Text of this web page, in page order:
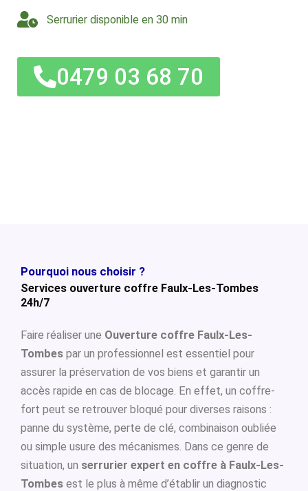
Serrurier disponible en 30 min
0479 03 68 70
Pourquoi nous choisir ?
Services ouverture coffre Faulx-Les-Tombes
24h/7
Faire réaliser une Ouverture coffre Faulx-Les-
Tombes par un professionnel est essentiel pour
assurer la préservation de vos biens et garantir un
accès rapide en cas de blocage. En effet, un coffre-
fort peut se retrouver bloqué pour diverses raisons :
panne du système, perte de clé, combinaison oubliée
ou simple usure des mécanismes. Dans ce genre de
situation, un serrurier expert en coffre à Faulx-Les-
Tombes est le plus à même d’établir un diagnostic